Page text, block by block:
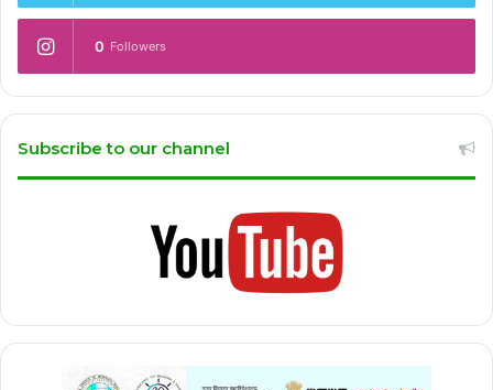
0 Followers
Subscribe to our channel